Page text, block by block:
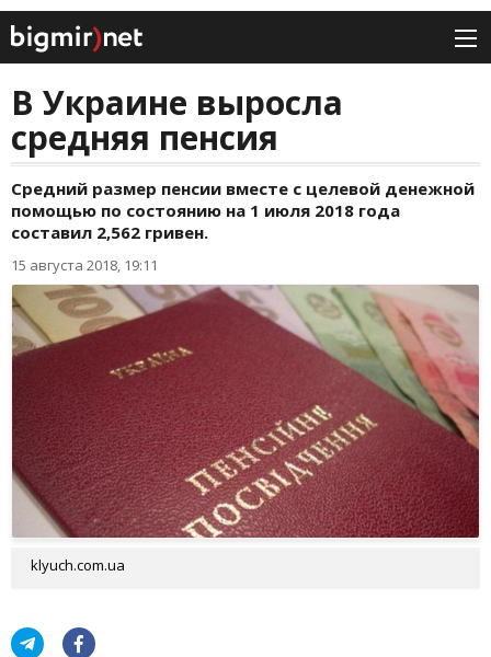
В Украине выросла
средняя пенсия
Средний размер пенсии вместе с целевой денежной
помощью по состоянию на 1 июля 2018 года
составил 2,562 гривен.
15 августа 2018, 19:11
klyuch.com.ua